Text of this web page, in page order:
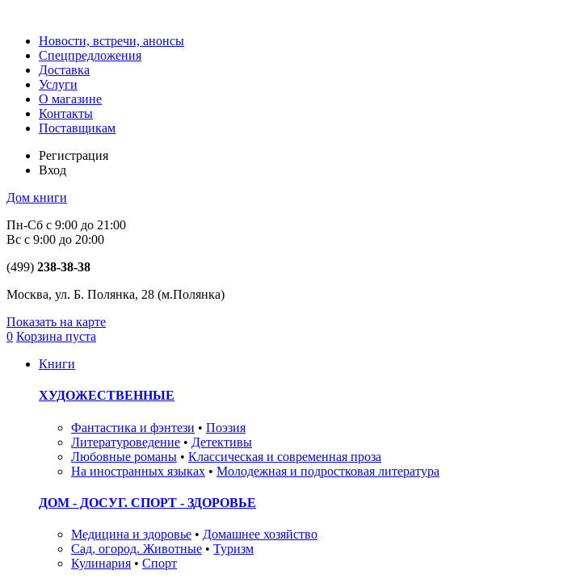
Новости, встречи, анонсы
Спецпредложения
Доставка
Услуги
О магазине
Контакты
Поставщикам
Регистрация
Вход
Дом книги
Пн-Сб с 9:00 до 21:00
Вс с 9:00 до 20:00
(499) 238-38-38
Москва, ул. Б. Полянка, 28 (м.Полянка)
Показать на карте
0 Корзина пуста
Книги
ХУДОЖЕСТВЕННЫЕ
Фантастика и фэнтези • Поэзия
Литературоведение • Детективы
Любовные романы • Классическая и современная проза
На иностранных языках • Молодежная и подростковая литература
ДОМ - ДОСУГ. СПОРТ - ЗДОРОВЬЕ
Медицина и здоровье • Домашнее хозяйство
Сад, огород. Животные • Туризм
Кулинария • Спорт